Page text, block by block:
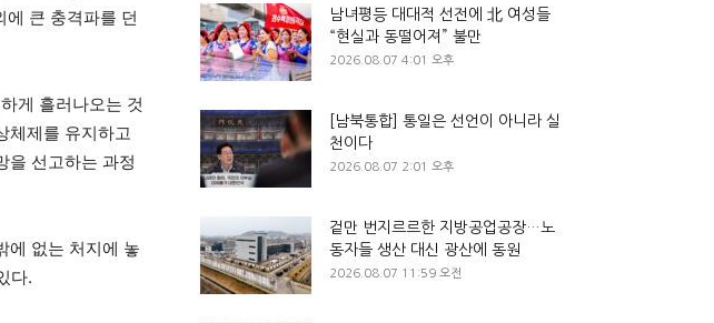
에 큰 충격파를 던
게 흘러나오는 것
체제를 유지하고
을 선고하는 과정
에 없는 처지에 놓
다.
남녀평등 대대적 선전에 北 여성들
“현실과 동떨어져” 불만
2026.08.07 4:01 오후
[남북통합] 통일은 선언이 아니라 실
천이다
2026.08.07 2:01 오후
겉만 번지르르한 지방공업공장…노
동자들 생산 대신 광산에 동원
2026.08.07 11:59 오전